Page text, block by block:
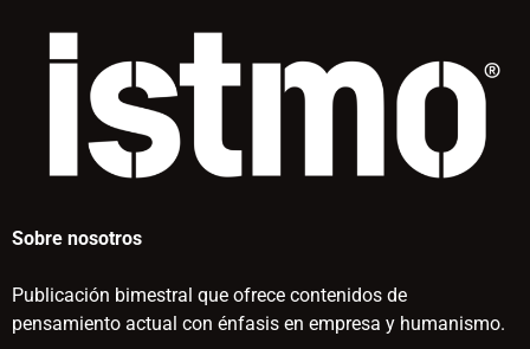
Sobre nosotros
Publicación bimestral que ofrece contenidos de
pensamiento actual con énfasis en empresa y humanismo.